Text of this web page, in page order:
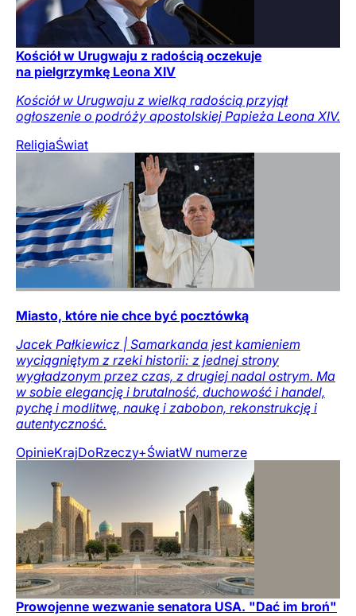
Kościół w Urugwaju z radością oczekuje
na pielgrzymkę Leona XIV
Kościół w Urugwaju z wielką radością przyjął
ogłoszenie o podróży apostolskiej Papieża Leona XIV.
ReligiaŚwiat
Miasto, które nie chce być pocztówką
Jacek Pałkiewicz | Samarkanda jest kamieniem
wyciągniętym z rzeki historii: z jednej strony
wygładzonym przez czas, z drugiej nadal ostrym. Ma
w sobie elegancję i brutalność, duchowość i handel,
pychę i modlitwę, naukę i zabobon, rekonstrukcję i
autentyczność.
OpinieKrajDoRzeczy+ŚwiatW numerze
Prowojenne wezwanie senatora USA. "Dać im broń"